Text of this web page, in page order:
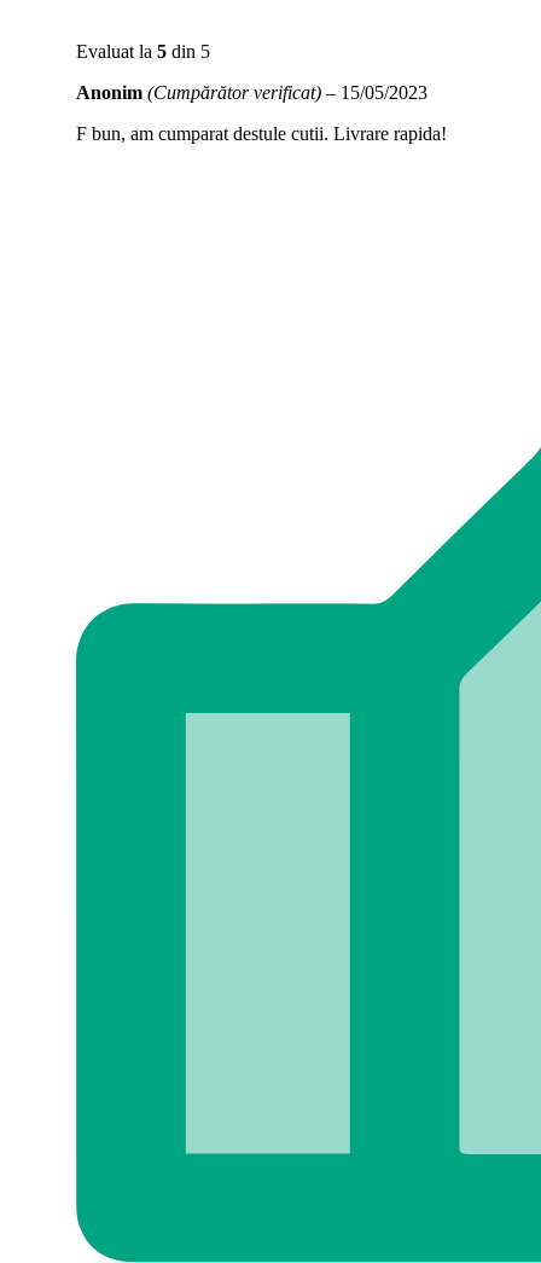
Evaluat la 5 din 5
Anonim (Cumpărător verificat) – 15/05/2023
F bun, am cumparat destule cutii. Livrare rapida!